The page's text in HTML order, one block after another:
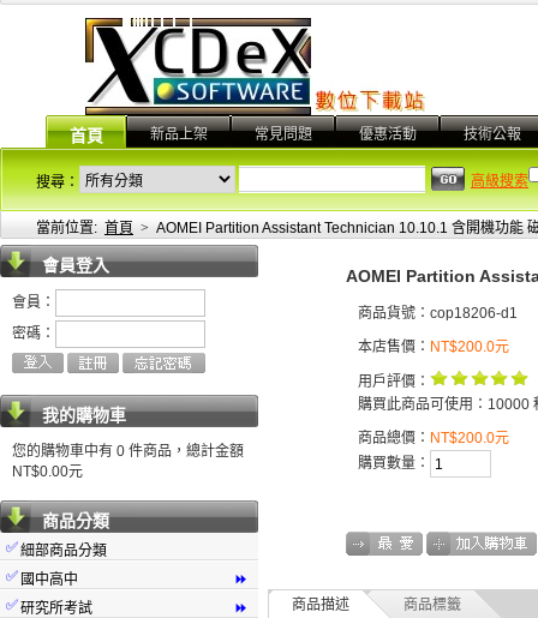
首頁 新品上架 常見問題 優惠活動 技術公報
搜尋： 高級搜索
當前位置: 首頁 > AOMEI Partition Assistant Technician 10.10.1 含開機功能
會員登入
會員：
密碼：
我的購物車
您的購物車中有 0 件商品，總計金額
NT$0.00元
商品分類
✅細部商品分類
⏩
✅ 國中高中
⏩
✅研究所考試
AOMEI Partition
商品貨號：cop18206-d1
本店售價： NT$200.0元
用戶評價：
購買此商品可使用：10000
商品總價： NT$200.0元
購買數量：
商品描述 商品標籤